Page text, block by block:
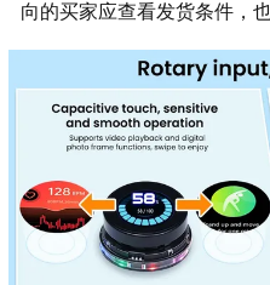
向的买家应查看发货条件，